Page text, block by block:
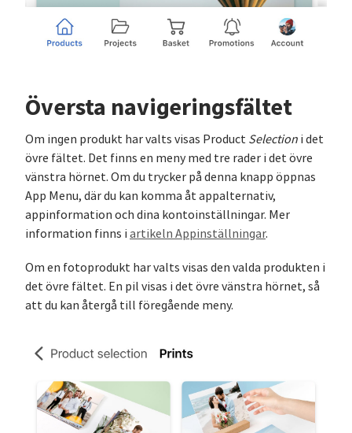
Översta navigeringsfältet
Om ingen produkt har valts visas Product Selection i det
övre fältet. Det finns en meny med tre rader i det övre
vänstra hörnet. Om du trycker på denna knapp öppnas
App Menu, där du kan komma åt appalternativ,
appinformation och dina kontoinställningar. Mer
information finns i artikeln Appinställningar.
Om en fotoprodukt har valts visas den valda produkten i
det övre fältet. En pil visas i det övre vänstra hörnet, så
att du kan återgå till föregående meny.